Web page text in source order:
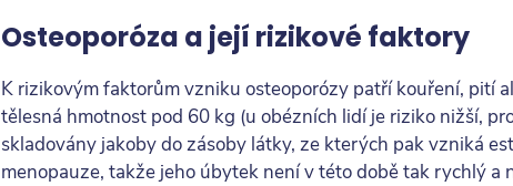
Osteoporóza a její rizikové faktory
K rizikovým faktorům vzniku osteoporózy patří kouření, pití
tělesná hmotnost pod 60 kg (u obézních lidí je riziko nižší,
skladovány jakoby do zásoby látky, ze kterých pak vzniká
menopauze, takže jeho úbytek není v této době tak rychlý a